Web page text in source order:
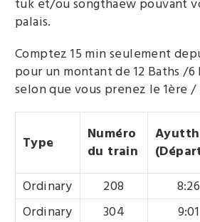
tuk et/ou songthaew pouvant
palais.
Comptez 15 min seulement
pour un montant de 12 Baths /6
selon que vous prenez le 1ère /
Type
Numéro
du train
Ordinary
208 8:26
Ordinary
304 9:01